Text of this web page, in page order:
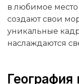
в любимое
создают свои
уникальные
наслаждаются